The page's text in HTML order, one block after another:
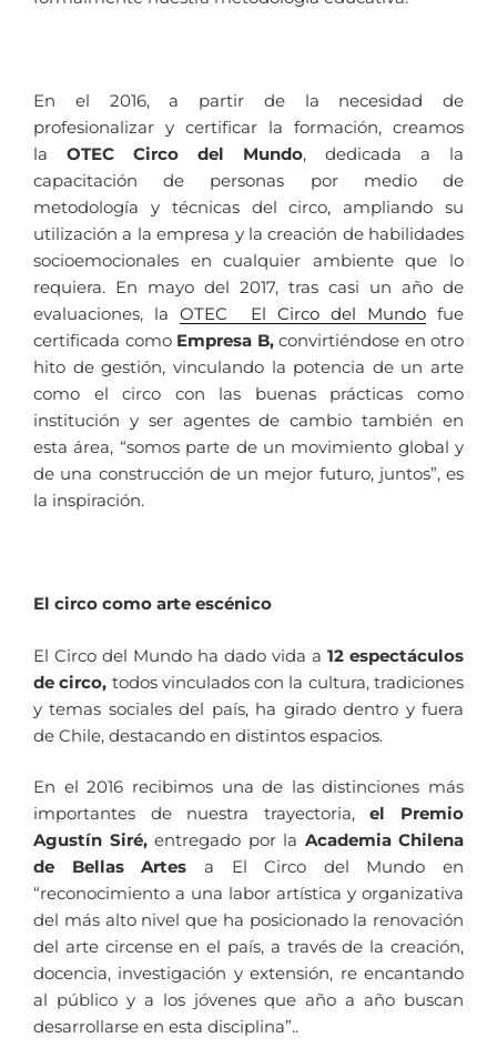
En el 2016, a partir de la necesidad de
profesionalizar y certificar la formación, creamos
la OTEC Circo del Mundo, dedicada a la
capacitación de personas por medio de
metodología y técnicas del circo, ampliando su
utilización a la empresa y la creación de habilidades
socioemocionales en cualquier ambiente que lo
requiera. En mayo del 2017, tras casi un año de
evaluaciones, laOTEC El Circo del Mundofue
certificada como Empresa B, convirtiéndose en otro
hito de gestión, vinculando la potencia de un arte
como el circo con las buenas prácticas como
institución y ser agentes de cambio también en
esta área, “somos parte de un movimiento global y
de una construcción de un mejor futuro, juntos”, es
la inspiración.
El circo como arte escénico
El Circo del Mundo ha dado vida a 12 espectáculos
de circo, todos vinculados con la cultura, tradiciones
y temas sociales del país, ha girado dentro y fuera
de Chile, destacando en distintos espacios.
En el 2016 recibimos una de las distinciones más
importantes de nuestra trayectoria,el Premio
Agustín Siré,entregado por la Academia Chilena
de Bellas Artes a El Circo del Mundo en
“reconocimiento a una labor artística y organizativa
del más alto nivel que ha posicionado la renovación
del arte circense en el país, a través de la creación,
docencia, investigación y extensión, re encantando
al público y a los jóvenes que año a año buscan
desarrollarse en esta disciplina”..